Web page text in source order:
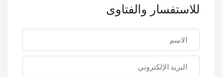
للاستفسار والفتاوى